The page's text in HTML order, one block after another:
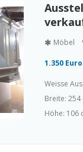
Möbel
1.350
Weisse
Breite:
Höhe: 106